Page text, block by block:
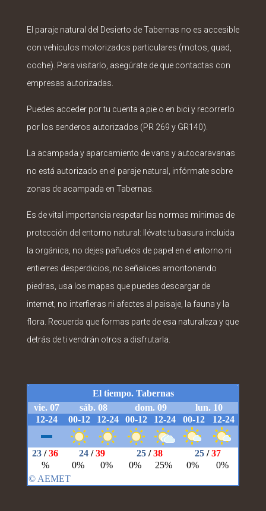
El paraje natural del Desierto de Tabernas no es accesible
con vehículos motorizados particulares (motos, quad,
coche). Para visitarlo, asegúrate de que contactas con
empresas autorizadas.
Puedes acceder por tu cuenta a pie o en bici y recorrerlo
por los senderos autorizados (PR 269 y GR140).
La acampada y aparcamiento de vans y autocaravanas
no está autorizado en el paraje natural, infórmate sobre
zonas de acampada en Tabernas.
Es de vital importancia respetar las normas mínimas de
protección del entorno natural: llévate tu basura incluida
la orgánica, no dejes pañuelos de papel en el entorno ni
entierres desperdicios, no señalices amontonando
piedras, usa los mapas que puedes descargar de
internet, no interfieras ni afectes al paisaje, la fauna y la
flora. Recuerda que formas parte de esa naturaleza y que
detrás de ti vendrán otros a disfrutarla.